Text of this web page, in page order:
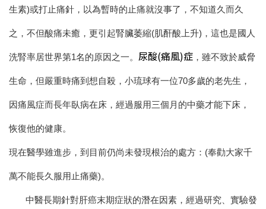
生素)或打止痛針，以為暫時的止痛就沒事了，不知道久而久
之，不但酸痛未癒，更引起腎臟萎縮(肌酐酸上升)，這也是國人
洗腎率居世界第1名的原因之一。 尿酸(痛風)症 ，雖不致於威脅
生命，但嚴重時痛到想自殺，小琉球有一位70多歲的老先生，
因痛風症而長年臥病在床，經過服用三個月的中藥才能下床，
恢復他的健康。
現在醫學雖進步，到目前仍尚未發現根治的處方：(奉勸大家千
萬不能長久服用止痛藥)。
中醫長期針對肝癌末期症狀的潛在因素，經過研究、實驗發